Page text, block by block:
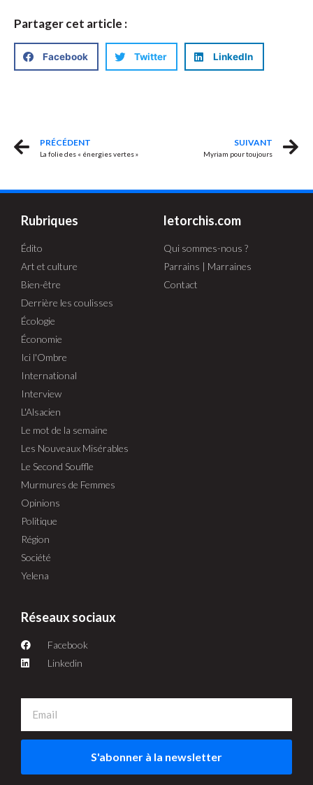
Partager cet article :
Facebook Twitter LinkedIn
PRÉCÉDENT
La folie des « énergies vertes »
SUIVANT
Myriam pour toujours
Rubriques
Édito
Art et culture
Bien-être
Derrière les coulisses
Écologie
Économie
Ici l'Ombre
International
Interview
L'Alsacien
Le mot de la semaine
Les Nouveaux Misérables
Le Second Souffle
Murmures de Femmes
Opinions
Politique
Région
Société
Yelena
letorchis.com
Qui sommes-nous ?
Parrains | Marraines
Contact
Réseaux sociaux
Facebook
Linkedin
S'abonner à la newsletter